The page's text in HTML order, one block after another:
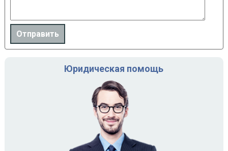
Юридическая помощь